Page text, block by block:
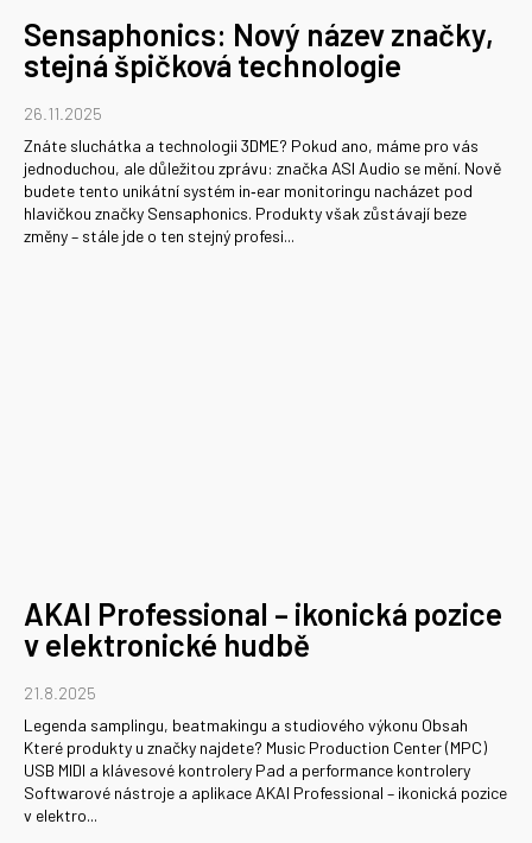
Sensaphonics: Nový název značky,
stejná špičková technologie
26.11.2025
Znáte sluchátka a technologii 3DME? Pokud ano, máme pro vás
jednoduchou, ale důležitou zprávu: značka ASI Audio se mění. Nově
budete tento unikátní systém in‑ear monitoringu nacházet pod
hlavičkou značky Sensaphonics. Produkty však zůstávají beze
změny – stále jde o ten stejný profesi...
AKAI Professional – ikonická pozice
v elektronické hudbě
21.8.2025
Legenda samplingu, beatmakingu a studiového výkonu Obsah
Které produkty u značky najdete? Music Production Center (MPC)
USB MIDI a klávesové kontrolery Pad a performance kontrolery
Softwarové nástroje a aplikace AKAI Professional – ikonická pozice
v elektro...